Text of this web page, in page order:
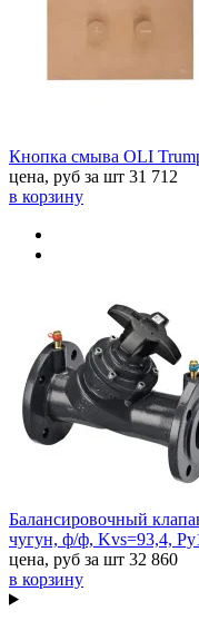
Кнопка смыва OLI
цена, руб за шт 31 712
в корзину
Балансировочный
чугун, ф/ф, Kvs=93,4,
цена, руб за шт 32 860
в корзину